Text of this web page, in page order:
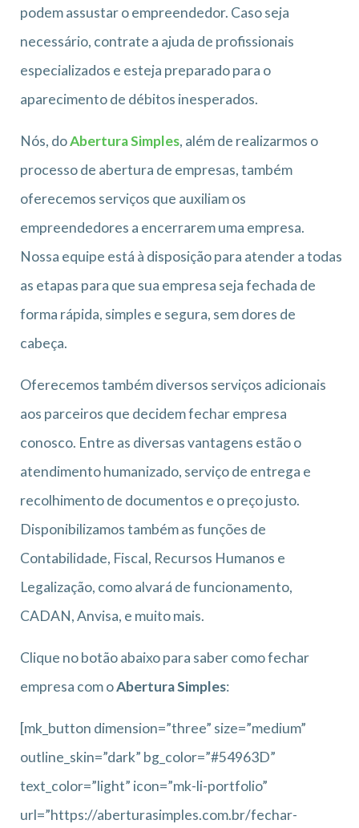
podem assustar o empreendedor. Caso seja
necessário, contrate a ajuda de profissionais
especializados e esteja preparado para o
aparecimento de débitos inesperados.
Nós, doAbertura Simples, além de realizarmos o
processo de abertura de empresas, também
oferecemos serviços que auxiliam os
empreendedores a encerrarem uma empresa.
Nossa equipe está à disposição para atender a todas
as etapas para que sua empresa seja fechada de
forma rápida, simples e segura, sem dores de
cabeça.
Oferecemos também diversos serviços adicionais
aos parceiros que decidem fechar empresa
conosco. Entre as diversas vantagens estão o
atendimento humanizado, serviço de entrega e
recolhimento de documentos e o preço justo.
Disponibilizamos também as funções de
Contabilidade, Fiscal, Recursos Humanos e
Legalização, como alvará de funcionamento,
CADAN, Anvisa, e muito mais.
Clique no botão abaixo para saber como fechar
empresa com oAbertura Simples:
[mk_button dimension=”three” size=”medium”
outline_skin=”dark” bg_color=”#54963D”
text_color=”light” icon=”mk-li-portfolio”
url=”https://aberturasimples.com.br/fechar-